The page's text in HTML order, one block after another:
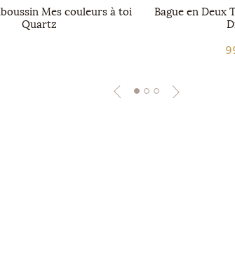
Mes couleurs à toi
Quartz
Bague en Deux